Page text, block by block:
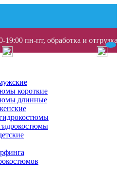
пн-пт, обработка и
короткие
длинные